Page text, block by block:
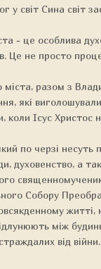
у світ Сина світ
- це особлива
Це не просто
разом з
які
коли Ісус
по черзі несуть
духовенство, а
Собору
між
від війни.